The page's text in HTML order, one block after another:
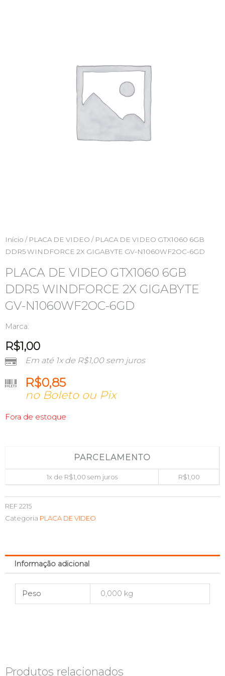
Início / PLACA DE VIDEO / PLACA DE VIDEO GTX1060 6GB
DDR5 WINDFORCE 2X GIGABYTE GV-N1060WF2OC-6GD
PLACA DE VIDEO GTX1060 6GB
DDR5 WINDFORCE 2X GIGABYTE
GV-N1060WF2OC-6GD
Marca:
R$1,00
Em até 1x de R$1,00sem juros
R$0,85
no Boleto ou Pix
Fora de estoque
PARCELAMENTO
1x de R$1,00 sem juros R$1,00
REF2215
Categoria PLACA DE VIDEO
Informação adicional
Peso 0,000 kg
Produtos relacionados